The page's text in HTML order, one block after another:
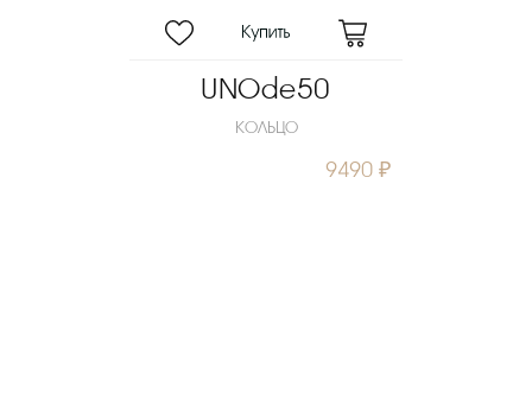
UNOde50
КОЛЬЦО
9490 ₽